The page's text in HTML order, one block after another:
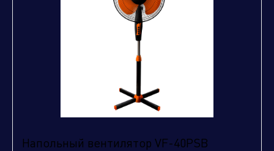
Напольный вентилятор VF-40PSB